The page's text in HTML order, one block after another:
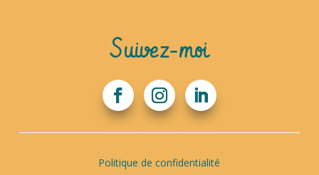
Suivez-moi
Politique de confidentialité